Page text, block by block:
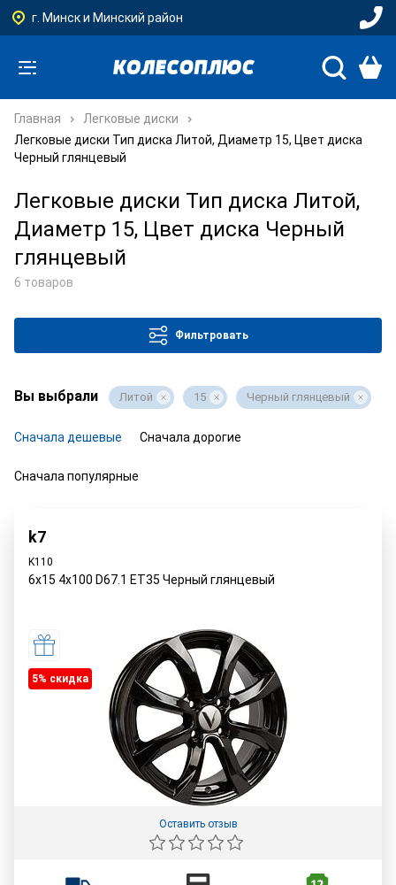
г. Минск и Минский район
Главная
Легковые диски
Легковые диски Тип диска Литой, Диаметр 15, Цвет диска
Черный глянцевый
Легковые диски Тип диска Литой,
Диаметр 15, Цвет диска Черный
глянцевый
6 товаров
Фильтровать
Вы выбрали Литой 15 Черный глянцевый
Сначала дешевые Сначала дорогие
Сначала популярные
k7
K110
6x15 4x100 D67.1 ET35 Черный глянцевый
5% cкидка
Оставить отзыв